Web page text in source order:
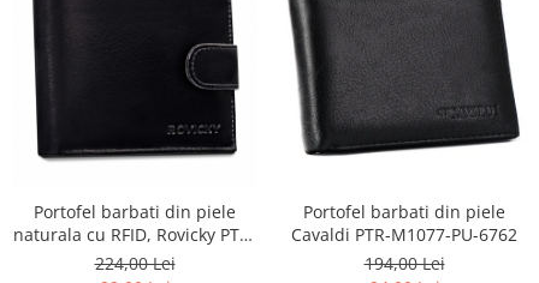
Portofel barbati din piele
naturala cu RFID, Rovicky PTR-
R-RM-11L-GCL
224,00 Lei
Portofel barbati din piele
Cavaldi PTR-M1077-PU-6762
194,00 Lei